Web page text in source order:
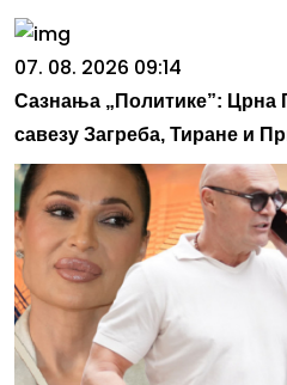
07. 08. 2026 09:14
Сазнања „Политике”: Црна
савезу Загреба, Тиране и